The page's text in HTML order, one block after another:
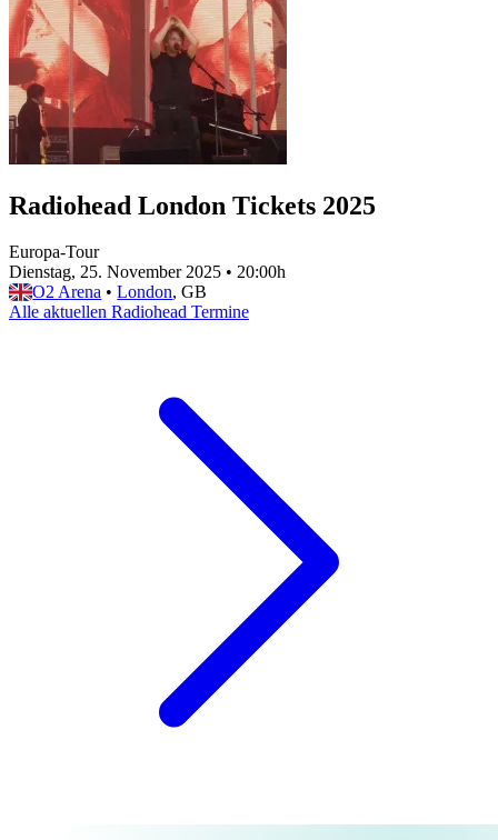
Radiohead London Tickets 2025
Europa-Tour
Dienstag, 25. November 2025 • 20:00h
O2 Arena • London, GB
Alle aktuellen Radiohead Termine